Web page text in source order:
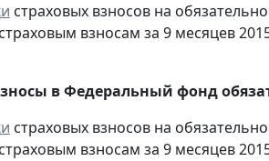
страховых взносов на
взносам за 9 месяцев
в Федеральный фонд
страховых взносов на
взносам за 9 месяцев